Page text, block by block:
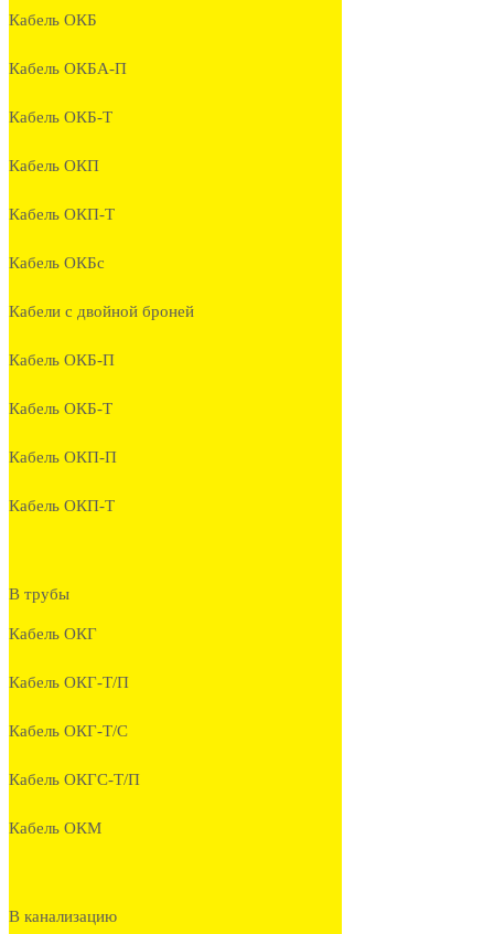
Кабель ОКБ
Кабель ОКБА-П
Кабель ОКБ-Т
Кабель ОКП
Кабель ОКП-Т
Кабель ОКБc
Кабели с двойной броней
Кабель ОКБ-П
Кабель ОКБ-Т
Кабель ОКП-П
Кабель ОКП-Т
В трубы
Кабель ОКГ
Кабель ОКГ-Т/П
Кабель ОКГ-Т/С
Кабель ОКГС-Т/П
Кабель ОКМ
В канализацию